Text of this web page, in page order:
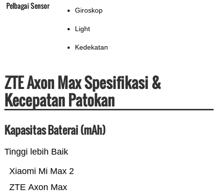
Pelbagai Sensor Giroskop
Light
Kedekatan
ZTE Axon Max Spesifikasi &
Kecepatan Patokan
Kapasitas Baterai (mAh)
Tinggi lebih Baik
ZTE Axon Max
Xiaomi Mi Max 2